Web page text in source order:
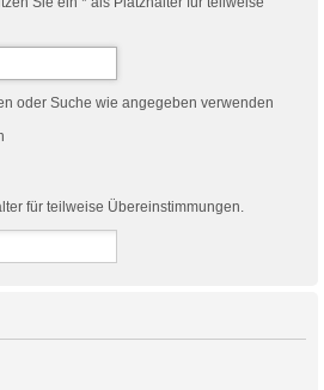
oder Suche wie angegeben verwenden
für teilweise Übereinstimmungen.